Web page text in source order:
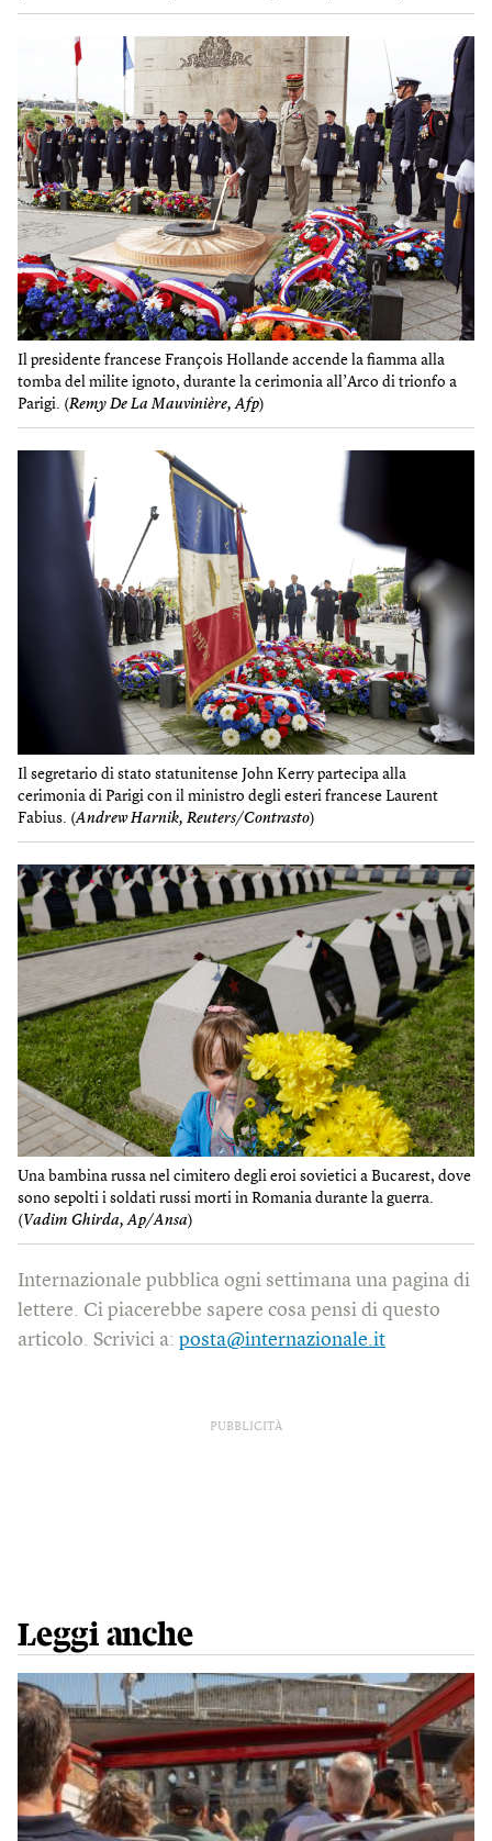
Il presidente francese François Hollande accende la fiamma alla
tomba del milite ignoto, durante la cerimonia all’Arco di trionfo a
Parigi. (Remy De La Mauvinière, Afp)
Il segretario di stato statunitense John Kerry partecipa alla
cerimonia di Parigi con il ministro degli esteri francese Laurent
Fabius. (Andrew Harnik, Reuters/Contrasto)
Una bambina russa nel cimitero degli eroi sovietici a Bucarest, dove
sono sepolti i soldati russi morti in Romania durante la guerra.
(Vadim Ghirda, Ap/Ansa)
Internazionale pubblica ogni settimana una pagina di
lettere. Ci piacerebbe sapere cosa pensi di questo
articolo. Scrivici a: posta@internazionale.it
PUBBLICITÀ
Leggi anche